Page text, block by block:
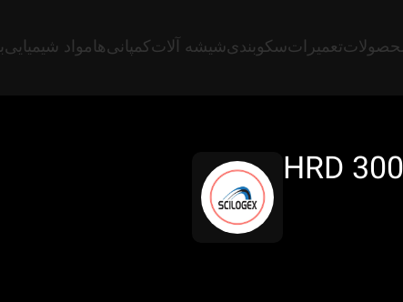
تعمیراتسکوبندیشیشه آلاتکمپانی‌ها مواد شیمیایی